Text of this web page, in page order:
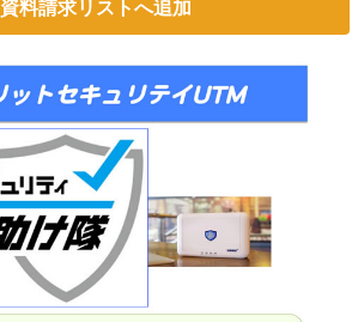
資料請求リストへ追加